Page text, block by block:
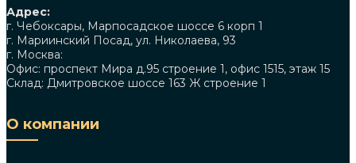
Адрес:
г. Чебоксары, Марпосадское шоссе 6 корп 1
г. Мариинский Посад, ул. Николаева, 93
г. Москва:
Офис: проспект Мира д.95 строение 1, офис 1515, этаж 15
Склад: Дмитровское шоссе 163 Ж строение 1
О компании